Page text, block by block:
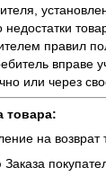
недостатки
правил
вправе
или через
товара:
на возврат